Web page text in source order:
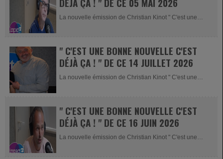
La nouvelle émission de Christian Kinot " C'est une
" C'EST UNE BONNE NOUVELLE C'EST
DÉJÀ ÇA ! " DE CE 14 JUILLET 2026
La nouvelle émission de Christian Kinot " C'est une
" C'EST UNE BONNE NOUVELLE C'EST
DÉJÀ ÇA ! " DE CE 16 JUIN 2026
La nouvelle émission de Christian Kinot " C'est une